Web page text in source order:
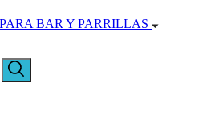
BAR Y PARRILLAS